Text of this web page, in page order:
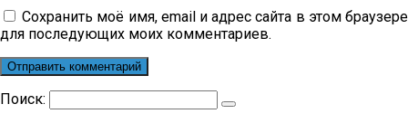
Сохранить моё имя, email и адрес сайта в этом браузере
для последующих моих комментариев.
Поиск: